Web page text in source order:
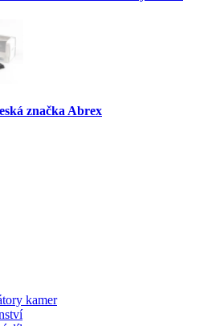
značka Abrex
kamer